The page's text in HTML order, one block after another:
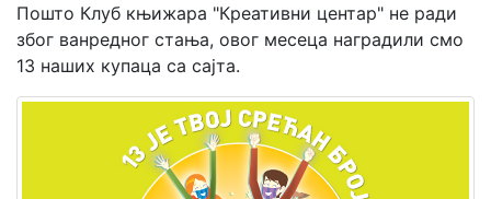
Latinica
Пошто Клуб књижара "Креативни центар" не ради
због ванредног стања, овог месеца наградили смо
13 наших купаца са сајта.